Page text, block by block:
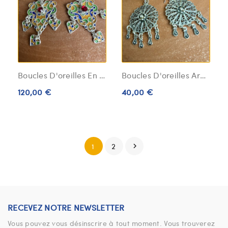
Boucles D'oreilles En Émail
120,00 €
Boucles D'oreilles Argent Massif 5 Gouttes
40,00 €
1 2 
RECEVEZ NOTRE NEWSLETTER
Vous pouvez vous désinscrire à tout moment. Vous trouverez